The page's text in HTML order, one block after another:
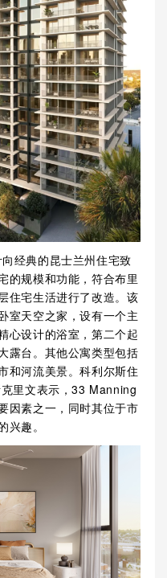
经典的昆士兰州住宅致
的规模和功能，符合布里
住宅生活进行了改造。该
室天空之家，设有一个主
心设计的浴室，第二个起
露台。其他公寓类型包括
和河流美景。科利尔斯住
里文表示，33 Manning
因素之一，同时其位于市
趣。